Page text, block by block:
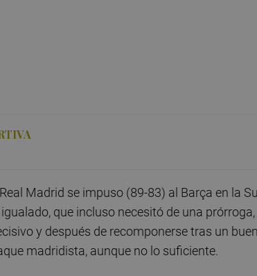
Madrid se impuso (89-83) al Barça en la
que incluso necesitó de una
y después de recomponerse tras un
madridista, aunque no lo suficiente.